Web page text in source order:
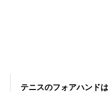
テニスのフォアハンド